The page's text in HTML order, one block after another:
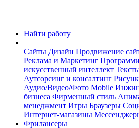
Найти работу
Сайты Дизайн Продвижение
Реклама и Маркетинг
искусственный интеллект
Аутсорсинг и консалтинг
Аудио/Видео/Фото Mobile
бизнеса Фирменный стиль
менеджмент Игры Браузеры
Интернет-магазины
Фрилансеры